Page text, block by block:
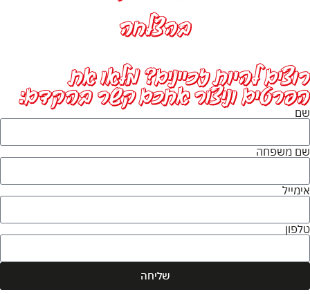
בהצלחה
זכיינים? מלאו את
אתכם קשר בהקדם: